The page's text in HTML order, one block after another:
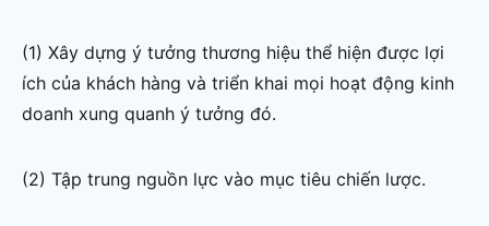
(1) Xây dựng ý tưởng thương hiệu thể hiện được lợi
ích của khách hàng và triển khai mọi hoạt động kinh
doanh xung quanh ý tưởng đó.
(2) Tập trung nguồn lực vào mục tiêu chiến lược.